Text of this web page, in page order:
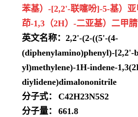
苯基）-[2,2'-联噻吩]-5-基）
茚-1,3（2H）-二亚基）二甲腈
英文名称：2,2'-(2-((5'-(4-
(diphenylamino)phenyl)-[2,2'-
yl)methylene)-1H-indene-
diylidene)dimalononitrile
分子式：
C42H23N5S2
分子量：
661.8